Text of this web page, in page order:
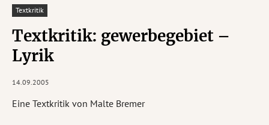
Textkritik
Textkritik: gewerbegebiet –
Lyrik
14.09.2005
Eine Textkritik von Malte Bremer